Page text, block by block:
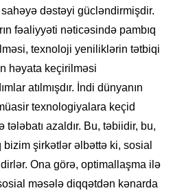
dəstəyi gücləndirmişdir.
fəaliyyəti nəticəsində pambıq
texnoloji yeniliklərin tətbiqi
həyata keçirilməsi
atılmışdır. İndi dünyanın
texnologiyalara keçid
azaldır. Bu, təbiidir, bu,
şirkətlər əlbəttə ki, sosial
Ona görə, optimallaşma ilə
məsələ diqqətdən kənarda